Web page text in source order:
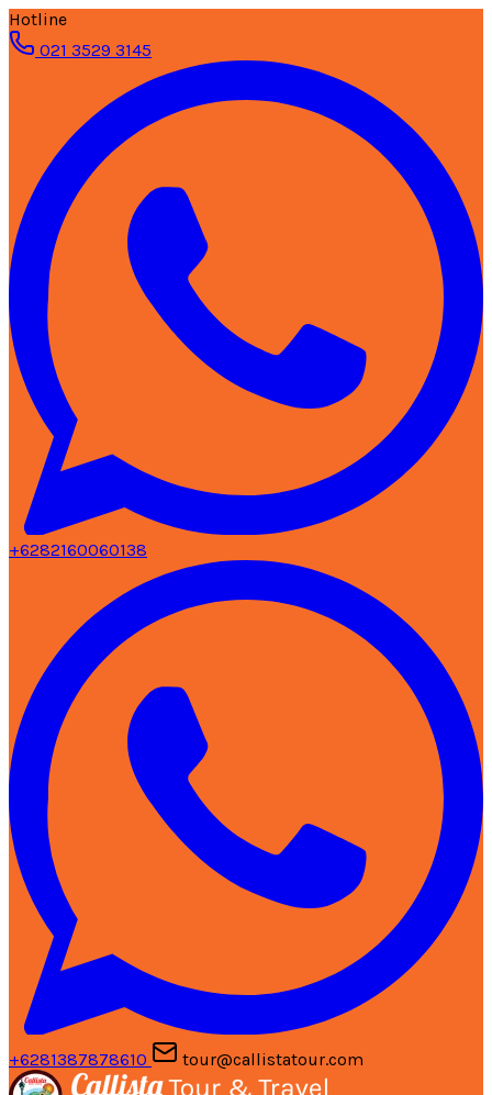
Hotline
021 3529 3145
+6282160060138
+6281387878610 tour@callistatour.com